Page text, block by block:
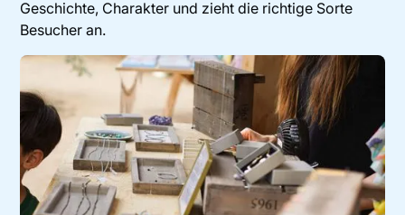
Geschichte, Charakter und zieht die richtige Sorte
Besucher an.